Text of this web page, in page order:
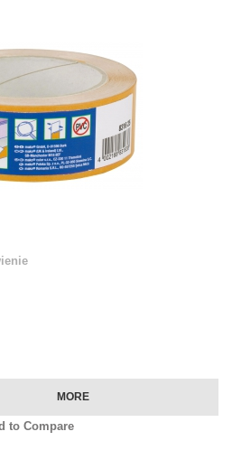
MORE
to Compare